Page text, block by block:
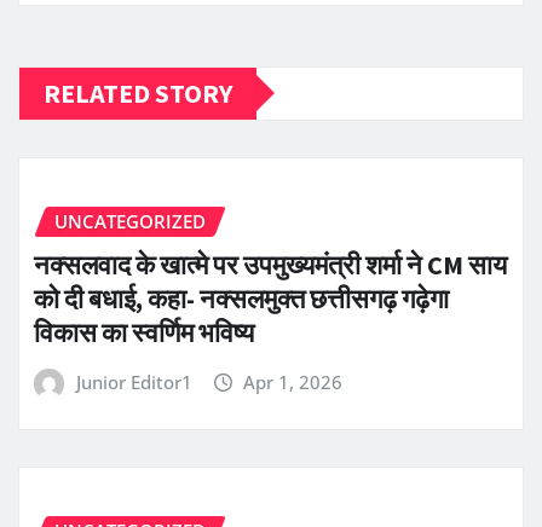
RELATED STORY
UNCATEGORIZED
नक्सलवाद के खात्मे पर उपमुख्यमंत्री शर्मा ने CM साय
को दी बधाई, कहा- नक्सलमुक्त छत्तीसगढ़ गढ़ेगा
विकास का स्वर्णिम भविष्य
Junior Editor1 Apr 1, 2026